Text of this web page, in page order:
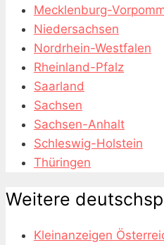
Mecklenburg-
Niedersachsen
Nordrhein-Westfalen
Rheinland-Pfalz
Saarland
Sachsen
Sachsen-Anhalt
Schleswig-Holstein
Thüringen
Weitere
Kleinanzeigen